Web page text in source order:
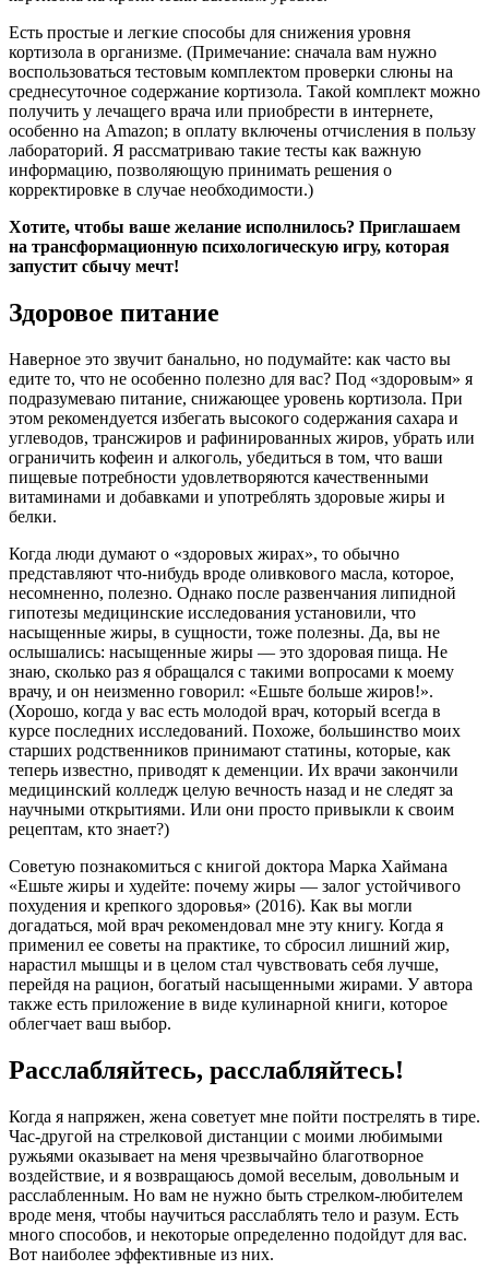
Есть простые и легкие способы для снижения уровня
кортизола в организме. (Примечание: сначала вам нужно
воспользоваться тестовым комплектом проверки слюны на
среднесуточное содержание кортизола. Такой комплект можно
получить у лечащего врача или приобрести в интернете,
особенно на Amazon; в оплату включены отчисления в пользу
лабораторий. Я рассматриваю такие тесты как важную
информацию, позволяющую принимать решения о
корректировке в случае необходимости.)
Хотите, чтобы ваше желание исполнилось? Приглашаем
на трансформационную психологическую игру, которая
запустит сбычу мечт!
Здоровое питание
Наверное это звучит банально, но подумайте: как часто вы
едите то, что не особенно полезно для вас? Под «здоровым» я
подразумеваю питание, снижающее уровень кортизола. При
этом рекомендуется избегать высокого содержания сахара и
углеводов, трансжиров и рафинированных жиров, убрать или
ограничить кофеин и алкоголь, убедиться в том, что ваши
пищевые потребности удовлетворяются качественными
витаминами и добавками и употреблять здоровые жиры и
белки.
Когда люди думают о «здоровых жирах», то обычно
представляют что-нибудь вроде оливкового масла, которое,
несомненно, полезно. Однако после развенчания липидной
гипотезы медицинские исследования установили, что
насыщенные жиры, в сущности, тоже полезны. Да, вы не
ослышались: насыщенные жиры — это здоровая пища. Не
знаю, сколько раз я обращался с такими вопросами к моему
врачу, и он неизменно говорил: «Ешьте больше жиров!».
(Хорошо, когда у вас есть молодой врач, который всегда в
курсе последних исследований. Похоже, большинство моих
старших родственников принимают статины, которые, как
теперь известно, приводят к деменции. Их врачи закончили
медицинский колледж целую вечность назад и не следят за
научными открытиями. Или они просто привыкли к своим
рецептам, кто знает?)
Советую познакомиться с книгой доктора Марка Хаймана
«Ешьте жиры и худейте: почему жиры — залог устойчивого
похудения и крепкого здоровья» (2016). Как вы могли
догадаться, мой врач рекомендовал мне эту книгу. Когда я
применил ее советы на практике, то сбросил лишний жир,
нарастил мышцы и в целом стал чувствовать себя лучше,
перейдя на рацион, богатый насыщенными жирами. У автора
также есть приложение в виде кулинарной книги, которое
облегчает ваш выбор.
Расслабляйтесь, расслабляйтесь!
Когда я напряжен, жена советует мне пойти пострелять в тире.
Час-другой на стрелковой дистанции с моими любимыми
ружьями оказывает на меня чрезвычайно благотворное
воздействие, и я возвращаюсь домой веселым, довольным и
расслабленным. Но вам не нужно быть стрелком-любителем
вроде меня, чтобы научиться расслаблять тело и разум. Есть
много способов, и некоторые определенно подойдут для вас.
Вот наиболее эффективные из них.